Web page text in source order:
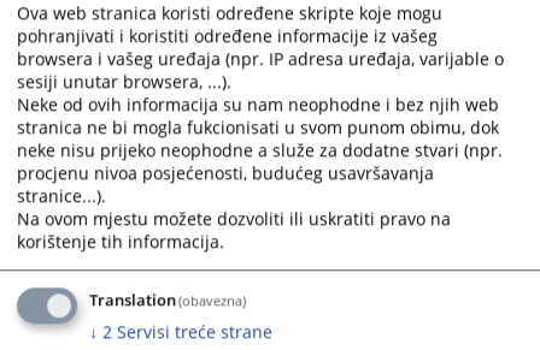
Trenutno nema vijesti
Ova web stranica koristi određene skripte koje mogu
pohranjivati i koristiti određene informacije iz vašeg
browsera i vašeg uređaja (npr. IP adresa uređaja, varijable o
sesiji unutar browsera, ...).
Neke od ovih informacija su nam neophodne i bez njih web
stranica ne bi mogla fukcionisati u svom punom obimu, dok
neke nisu prijeko neophodne a služe za dodatne stvari (npr.
procjenu nivoa posjećenosti, budućeg usavršavanja
stranice...).
Na ovom mjestu možete dozvoliti ili uskratiti pravo na
korištenje tih informacija.
Translation(obavezna)
↓ 2 Servisi treće strane